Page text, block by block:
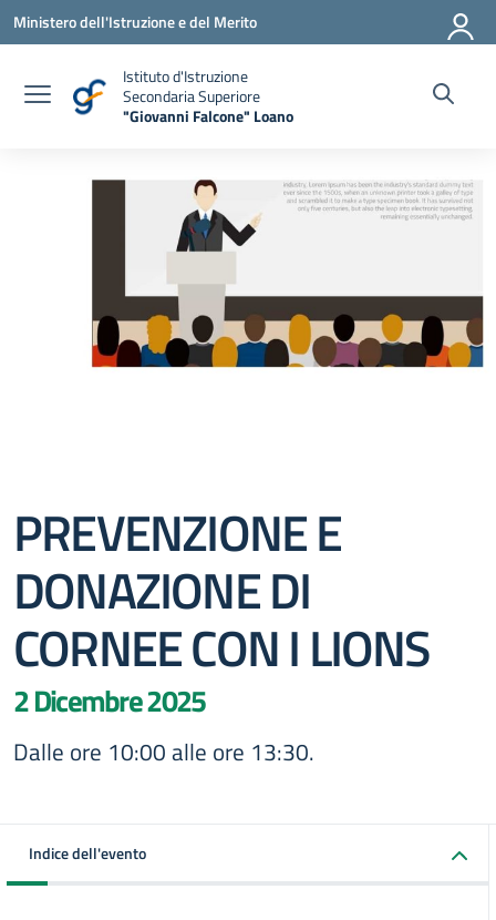
Vai ai contenuti
Vai al menu di navigazione
Vai al footer
Ministero dell'Istruzione e del Merito
Istituto d'Istruzione
Secondaria Superiore
"Giovanni Falcone" Loano
PREVENZIONE E
DONAZIONE DI
CORNEE CON I LIONS
2 Dicembre 2025
Dalle ore 10:00 alle ore 13:30.
Indice dell'evento